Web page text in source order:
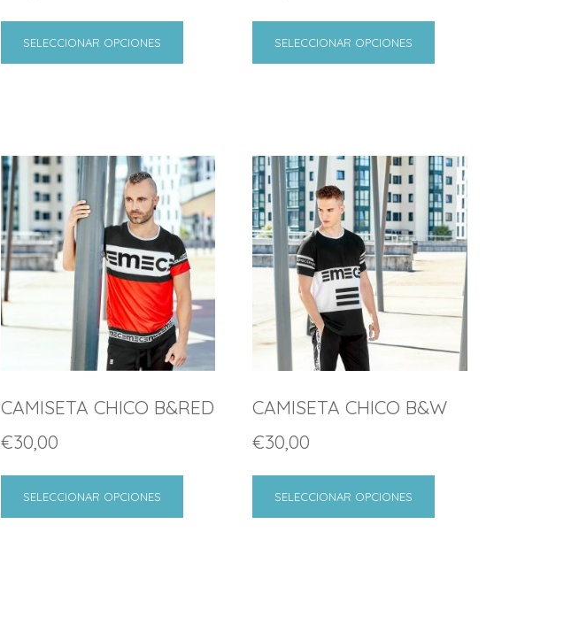
SELECCIONAR OPCIONES SELECCIONAR OPCIONES
CAMISETA CHICO B&RED
€30,00
SELECCIONAR OPCIONES
CAMISETA CHICO B&W
€30,00
SELECCIONAR OPCIONES